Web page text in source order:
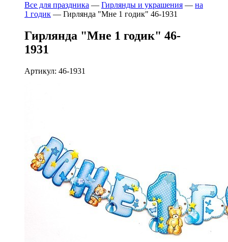
Все для праздника — Гирлянды и украшения — на
1 годик — Гирлянда "Мне 1 годик" 46-1931
Гирлянда "Мне 1 годик" 46-
1931
Артикул: 46-1931